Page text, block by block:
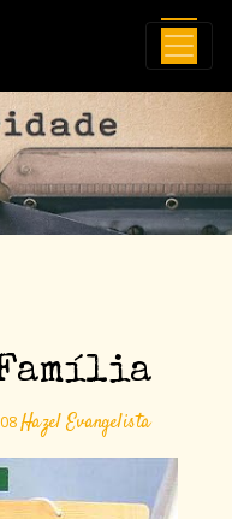
Hazel Evangelista